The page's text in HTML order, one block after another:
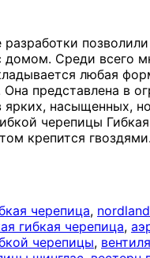
Среди всего
любая
Она представлена
насыщенных,
черепицы
крепится
черепица,
гибкая черепица,
черепицы,